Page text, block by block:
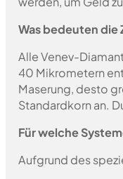
Was bedeuten
Alle Venev-
40 Mikrometern
Maserung, desto
Standardkorn an.
Für welche
Aufgrund des